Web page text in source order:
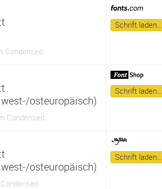
Condensed
Schrift laden…
osteuropäisch)
Condensed
Schrift laden…
osteuropäisch)
Schrift laden…